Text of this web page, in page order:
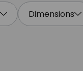
Dimensions